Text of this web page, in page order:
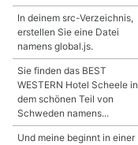
In deinem src-Verzeichnis,
erstellen Sie eine Datei
namens global.js.
Sie finden das BEST
WESTERN Hotel Scheele in
dem schönen Teil von
Schweden namens...
Und meine beginnt in einer